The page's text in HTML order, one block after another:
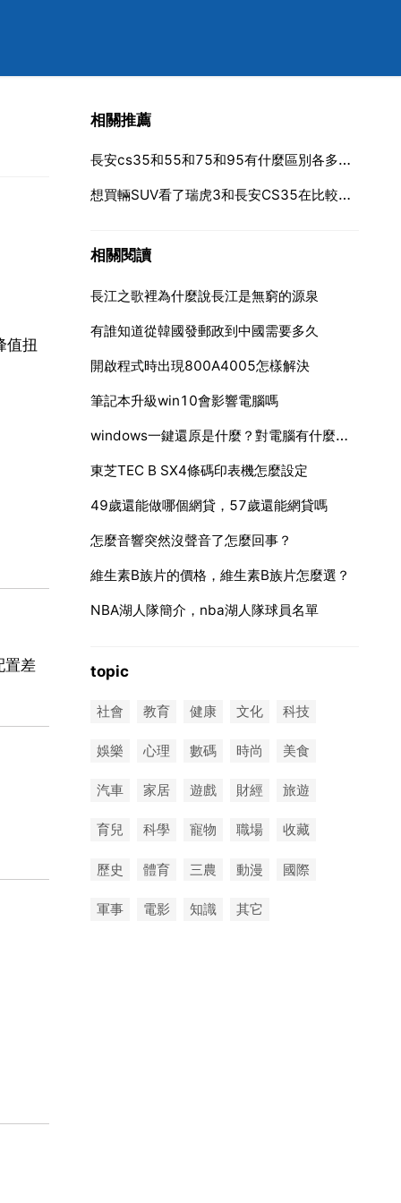
值扭
置差
相關推薦
長安cs35和55和75和95有什麼區別各多少錢
想買輛SUV看了瑞虎3和長安CS35在比較，那臺車更好
相關閱讀
長江之歌裡為什麼說長江是無窮的源泉
有誰知道從韓國發郵政到中國需要多久
開啟程式時出現800A4005怎樣解決
筆記本升級win10會影響電腦嗎
windows一鍵還原是什麼？對電腦有什麼影響？
東芝TEC B SX4條碼印表機怎麼設定
49歲還能做哪個網貸，57歲還能網貸嗎
怎麼音響突然沒聲音了怎麼回事？
維生素B族片的價格，維生素B族片怎麼選？
NBA湖人隊簡介，nba湖人隊球員名單
topic
社會 教育 健康 文化 科技
娛樂 心理 數碼 時尚 美食
汽車 家居 遊戲 財經 旅遊
育兒 科學 寵物 職場 收藏
歷史 體育 三農 動漫 國際
軍事 電影 知識 其它